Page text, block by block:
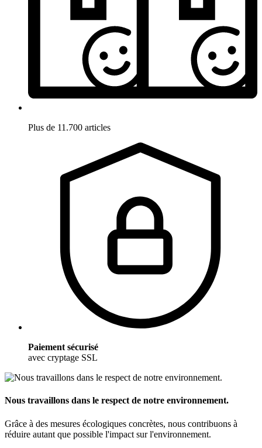
Plus de 11.700 articles
Paiement sécurisé
avec cryptage SSL
Nous travaillons dans le respect de notre environnement.
Grâce à des mesures écologiques concrètes, nous contribuons à
réduire autant que possible l'impact sur l'environnement.